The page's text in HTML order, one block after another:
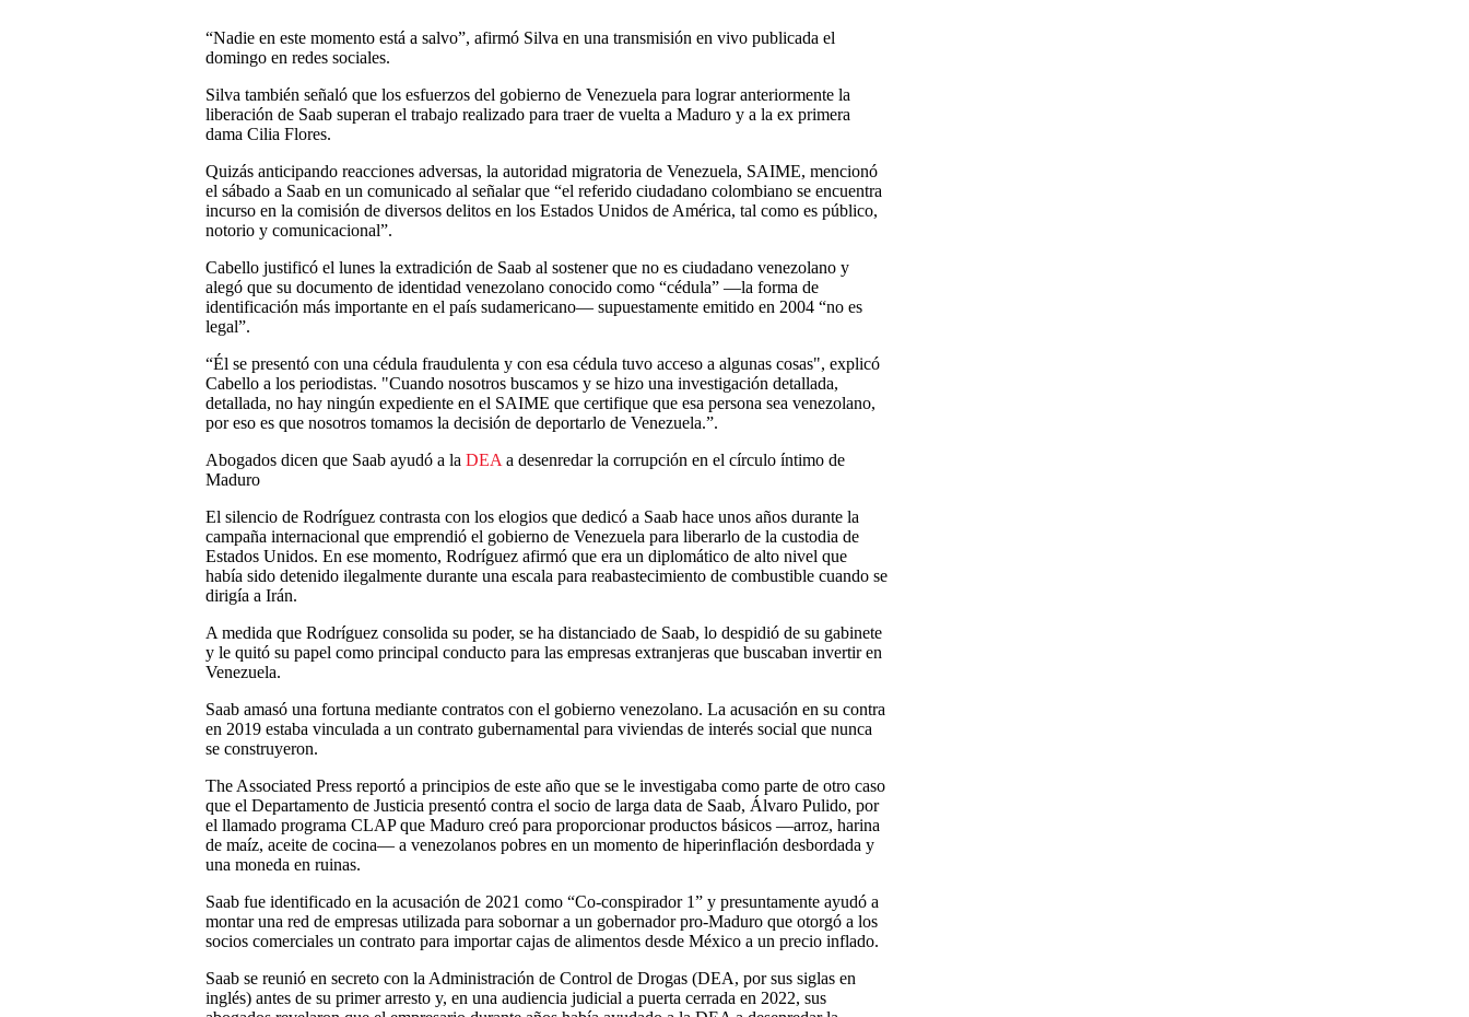
“Nadie en este momento está a salvo”, afirmó Silva en una transmisión en vivo publicada el
domingo en redes sociales.
Silva también señaló que los esfuerzos del gobierno de Venezuela para lograr anteriormente la
liberación de Saab superan el trabajo realizado para traer de vuelta a Maduro y a la ex primera
dama Cilia Flores.
Quizás anticipando reacciones adversas, la autoridad migratoria de Venezuela, SAIME, mencionó
el sábado a Saab en un comunicado al señalar que “el referido ciudadano colombiano se encuentra
incurso en la comisión de diversos delitos en los Estados Unidos de América, tal como es público,
notorio y comunicacional”.
Cabello justificó el lunes la extradición de Saab al sostener que no es ciudadano venezolano y
alegó que su documento de identidad venezolano conocido como “cédula” —la forma de
identificación más importante en el país sudamericano— supuestamente emitido en 2004 “no es
legal”.
“Él se presentó con una cédula fraudulenta y con esa cédula tuvo acceso a algunas cosas", explicó
Cabello a los periodistas. "Cuando nosotros buscamos y se hizo una investigación detallada,
detallada, no hay ningún expediente en el SAIME que certifique que esa persona sea venezolano,
por eso es que nosotros tomamos la decisión de deportarlo de Venezuela.”.
Abogados dicen que Saab ayudó a la DEA a desenredar la corrupción en el círculo íntimo de
Maduro
El silencio de Rodríguez contrasta con los elogios que dedicó a Saab hace unos años durante la
campaña internacional que emprendió el gobierno de Venezuela para liberarlo de la custodia de
Estados Unidos. En ese momento, Rodríguez afirmó que era un diplomático de alto nivel que
había sido detenido ilegalmente durante una escala para reabastecimiento de combustible cuando se
dirigía a Irán.
A medida que Rodríguez consolida su poder, se ha distanciado de Saab, lo despidió de su gabinete
y le quitó su papel como principal conducto para las empresas extranjeras que buscaban invertir en
Venezuela.
Saab amasó una fortuna mediante contratos con el gobierno venezolano. La acusación en su contra
en 2019 estaba vinculada a un contrato gubernamental para viviendas de interés social que nunca
se construyeron.
The Associated Press reportó a principios de este año que se le investigaba como parte de otro caso
que el Departamento de Justicia presentó contra el socio de larga data de Saab, Álvaro Pulido, por
el llamado programa CLAP que Maduro creó para proporcionar productos básicos —arroz, harina
de maíz, aceite de cocina— a venezolanos pobres en un momento de hiperinflación desbordada y
una moneda en ruinas.
Saab fue identificado en la acusación de 2021 como “Co-conspirador 1” y presuntamente ayudó a
montar una red de empresas utilizada para sobornar a un gobernador pro-Maduro que otorgó a los
socios comerciales un contrato para importar cajas de alimentos desde México a un precio inflado.
Saab se reunió en secreto con la Administración de Control de Drogas (DEA, por sus siglas en
inglés) antes de su primer arresto y, en una audiencia judicial a puerta cerrada en 2022, sus